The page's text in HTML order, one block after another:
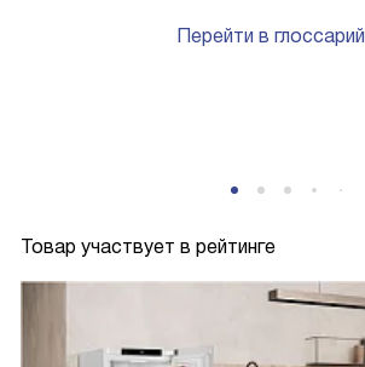
Перейти в глоссарий
Товар участвует в рейтинге